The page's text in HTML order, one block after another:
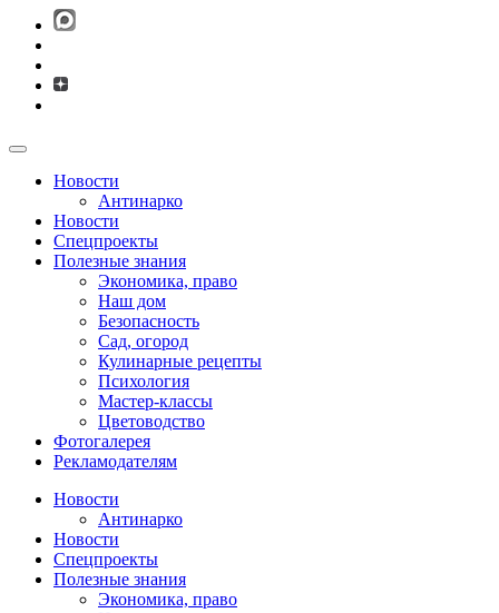
Новости
Антинарко
Новости
Спецпроекты
Полезные знания
Экономика, право
Наш дом
Безопасность
Сад, огород
Кулинарные рецепты
Психология
Мастер-классы
Цветоводство
Фотогалерея
Рекламодателям
Новости
Антинарко
Новости
Спецпроекты
Полезные знания
Экономика, право